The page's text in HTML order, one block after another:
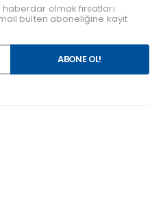
olmak fırsatları
bülten aboneliğine kayıt